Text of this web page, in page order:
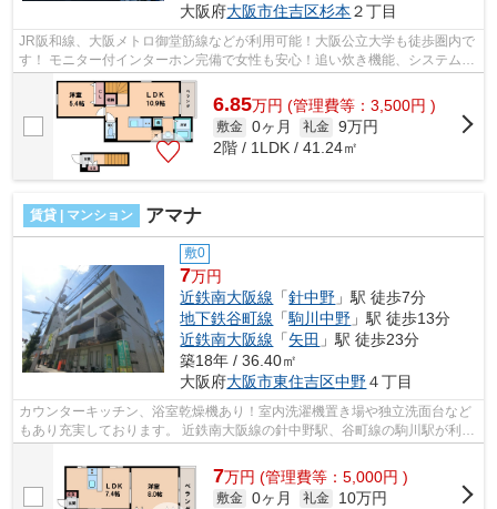
大阪府大阪市住吉区杉本 ２丁目
JR阪和線、大阪メトロ御堂筋線などが利用可能！大阪公立大学も徒歩圏内で
す！ モニター付インターホン完備で女性も安心！追い炊き機能、システムキ
ッチンなど！ ■□■□■□■□■□■□■□■□■□■...
6.85万円 (管理費等：3,500円 )
敷金 0ヶ月 礼金 9万円
2階 / 1LDK / 41.24㎡
賃貸 | マンション アマナ
敷0
7万円
近鉄南大阪線 「針中野 」駅 徒歩7分
地下鉄谷町線 「駒川中野 」駅 徒歩13分
近鉄南大阪線 「矢田 」駅 徒歩23分
築18年 / 36.40㎡
大阪府大阪市東住吉区中野４丁目
カウンターキッチン、浴室乾燥機あり！室内洗濯機置き場や独立洗面台など
もあり充実しております。 近鉄南大阪線の針中野駅、谷町線の駒川駅が利用
7万円 (管理費等：5,000円 )
敷金 0ヶ月 礼金
10万円